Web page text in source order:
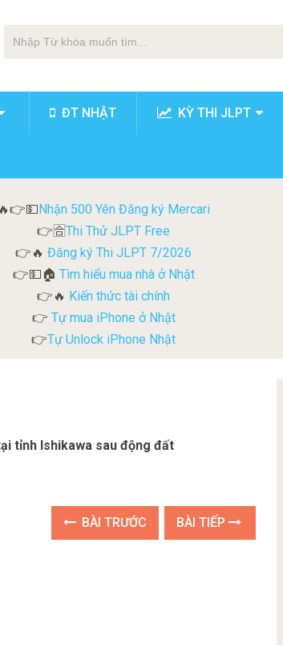
ĐT NHẬT KỲ THI JLPT
🔥👉💵Nhận 500 Yên Đăng ký Mercari
👉🈴Thi Thử JLPT Free
👉🔥 Đăng ký Thi JLPT 7/2026
👉💵🏠 Tìm hiểu mua nhà ở Nhật
👉🔥 Kiến thức tài chính
👉 Tự mua iPhone ở Nhật
👉Tự Unlock iPhone Nhật
tỉnh Ishikawa sau động đất
BÀI TRƯỚC BÀI TIẾP